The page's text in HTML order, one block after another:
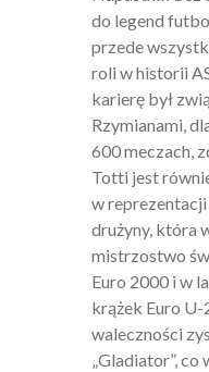
do legend
przede
roli w historii
karierę był
Rzymianami,
600 meczach,
Totti jest
w
drużyny, która
mistrzostwo
Euro 2000 i w
krążek Euro U-
waleczności
„Gladiator”, co